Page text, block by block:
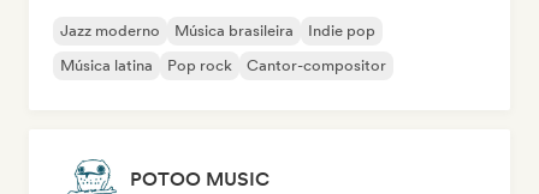
Jazz moderno Música brasileira
Indie pop
Música latina
Pop rock Cantor-compositor
POTOO MUSIC